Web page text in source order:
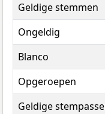
Geldige stemmen
Ongeldig
Blanco
Opgeroepen
Geldige